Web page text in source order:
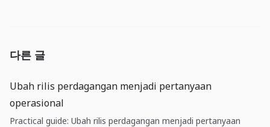
다른 글
Ubah rilis perdagangan menjadi pertanyaan
operasional
Practical guide: Ubah rilis perdagangan menjadi pertanyaan